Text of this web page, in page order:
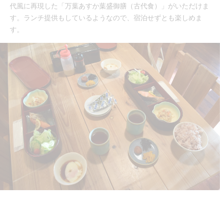
代風に再現した「万葉あすか葉盛御膳（古代食）」がいただけま
す。ランチ提供もしているようなので、宿泊せずとも楽しめま
す。